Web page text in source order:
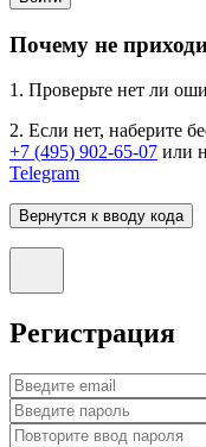
Почему не
1. Проверьте нет ли
2. Если нет, наберите
+7 (495) 902-65-07 или
Telegram
Вернутся к вводу кода
Регистрация